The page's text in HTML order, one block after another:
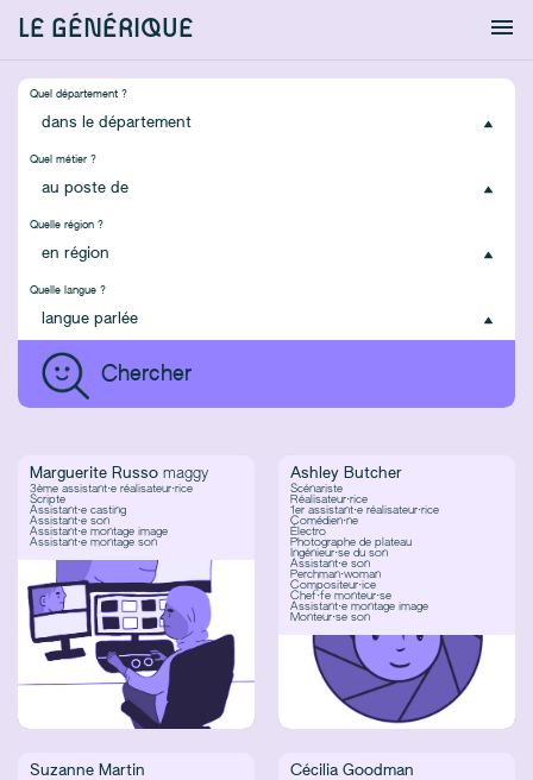
LE GÉNÉRIQUE
Quel département ?
Quel métier ?
Quelle région ?
Quelle langue ?
Marguerite Russo maggy
3ème assistant·e réalisateur·rice
Scripte
Assistant·e casting
Assistant·e son
Assistant·e montage image
Assistant·e montage son
Ashley Butcher
Scénariste
Réalisateur·rice
1er assistant·e réalisateur·rice
Comédien·ne
Électro
Photographe de plateau
Ingénieur·se du son
Assistant·e son
Perchman·woman
Compositeur·ice
Chef·fe monteur·se
Assistant·e montage image
Monteur·se son
Suzanne Martin Cécilia Goodman